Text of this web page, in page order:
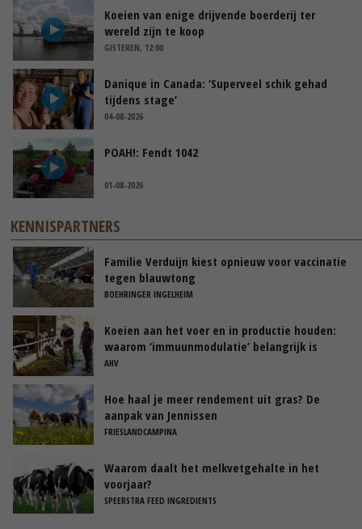
Koeien van enige drijvende boerderij ter
wereld zijn te koop
GISTEREN, 12:00
Danique in Canada: ‘Superveel schik gehad
tijdens stage’
04-08-2026
POAH!: Fendt 1042
01-08-2026
KENNISPARTNERS
Familie Verduijn kiest opnieuw voor vaccinatie
tegen blauwtong
BOEHRINGER INGELHEIM
Koeien aan het voer en in productie houden:
waarom ‘immuunmodulatie’ belangrijk is
tijdens de transitieperiode
AHV
Hoe haal je meer rendement uit gras? De
aanpak van Jennissen
FRIESLANDCAMPINA
Waarom daalt het melkvetgehalte in het
voorjaar?
SPEERSTRA FEED INGREDIENTS